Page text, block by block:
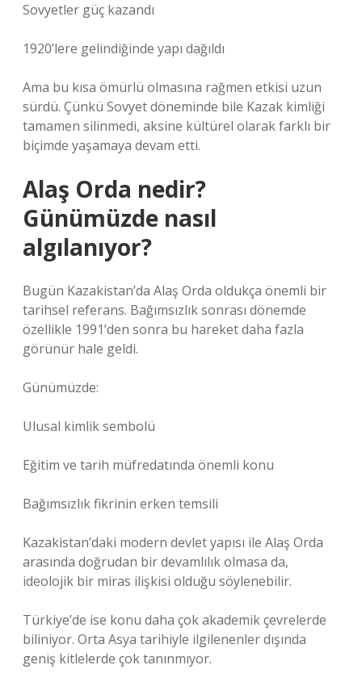
Sovyetler güç kazandı
1920’lere gelindiğinde yapı dağıldı
Ama bu kısa ömürlü olmasına rağmen etkisi uzun
sürdü. Çünkü Sovyet döneminde bile Kazak kimliği
tamamen silinmedi, aksine kültürel olarak farklı bir
biçimde yaşamaya devam etti.
Alaş Orda nedir?
Günümüzde nasıl
algılanıyor?
Bugün Kazakistan’da Alaş Orda oldukça önemli bir
tarihsel referans. Bağımsızlık sonrası dönemde
özellikle 1991’den sonra bu hareket daha fazla
görünür hale geldi.
Günümüzde:
Ulusal kimlik sembolü
Eğitim ve tarih müfredatında önemli konu
Bağımsızlık fikrinin erken temsili
Kazakistan’daki modern devlet yapısı ile Alaş Orda
arasında doğrudan bir devamlılık olmasa da,
ideolojik bir miras ilişkisi olduğu söylenebilir.
Türkiye’de ise konu daha çok akademik çevrelerde
biliniyor. Orta Asya tarihiyle ilgilenenler dışında
geniş kitlelerde çok tanınmıyor.